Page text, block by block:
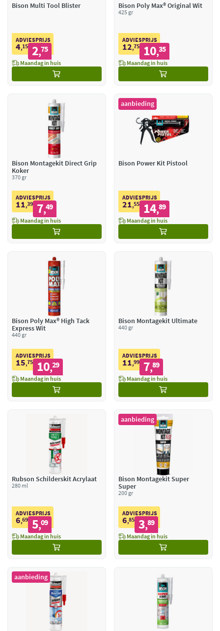
Bison Multi Tool Blister
ADVIESPRIJS
4,15 2,75
Maandag in huis
Bison Poly Max® Original Wit
425 gr
ADVIESPRIJS
12,75 10,35
Maandag in huis
Bison Montagekit Direct Grip
Koker
370 gr
ADVIESPRIJS
11,39 7,49
Maandag in huis
aanbieding
Bison Power Kit Pistool
ADVIESPRIJS
21,55 14,89
Maandag in huis
Bison Poly Max® High Tack
Express Wit
440 gr
ADVIESPRIJS
15,75 10,29
Maandag in huis
Bison Montagekit Ultimate
440 gr
ADVIESPRIJS
11,99 7,89
Maandag in huis
Rubson Schilderskit Acrylaat
280 ml
ADVIESPRIJS
6,69 5,09
Maandag in huis
aanbieding
Bison Montagekit Super
Super
200 gr
ADVIESPRIJS
6,85 3,89
Maandag in huis
aanbieding